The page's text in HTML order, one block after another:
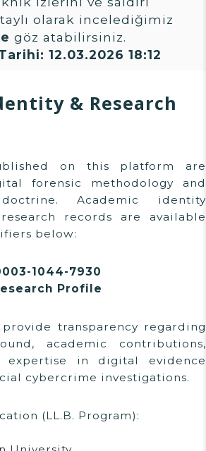
olarak incelediğimiz
göz atabilirsiniz.
12.03.2026 18:12
& Research
on this platform are
forensic methodology and
Academic identity
records are available
below:
1044-7930
Profile
transparency regarding
academic contributions,
expertise in digital evidence
cybercrime investigations.
(LL.B. Program):